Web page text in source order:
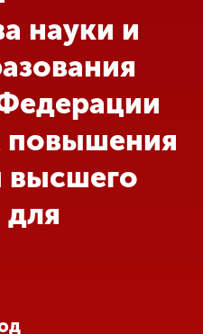
науки и
повышения
высшего
для